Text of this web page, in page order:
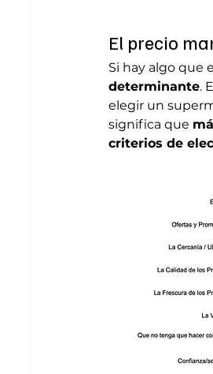
El precio
Si hay algo que
determinante.
elegir un
significa que
criterios de